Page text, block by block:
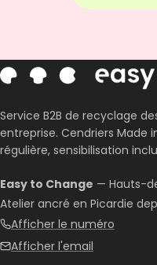
Service B2B de recyclage
entreprise. Cendriers Made
régulière, sensibilisation
Easy to Change — Hauts-
Atelier ancré en Picardie
Afficher le numéro
Afficher l'email